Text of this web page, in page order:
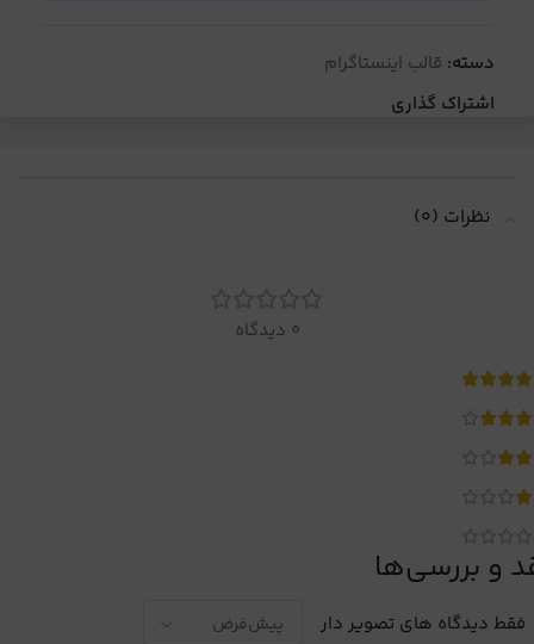
دسته: قالب اینستاگرام
اشتراک گذاری
نظرات (0)
0 دیدگاه
و بررسی‌ها
فقط دیدگاه های تصویر دار